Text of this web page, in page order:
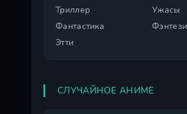
Триллер
Ужасы
Фантастика
Фэнтези
Этти
СЛУЧАЙНОЕ АНИМЕ